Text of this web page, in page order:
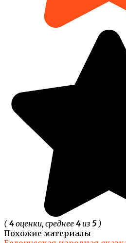
( 4оценки, среднее 4из 5)
Похожие материалы